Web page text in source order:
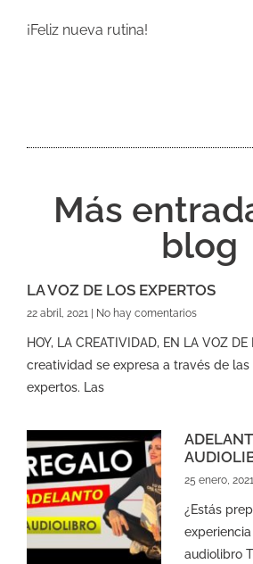
¡Feliz nueva rutina!
Más
blog
LA VOZ DE LOS EXPERTOS
22 abril, 2021 No hay comentarios
HOY, LA CREATIVIDAD, EN LA VOZ DE
creatividad se expresa a través de
expertos. Las
25 enero, 2021
¿Estás
audiolibro